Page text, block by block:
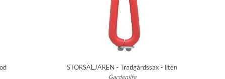
STORSÄLJAREN - Trädgårdssax - liten
Gardenlife